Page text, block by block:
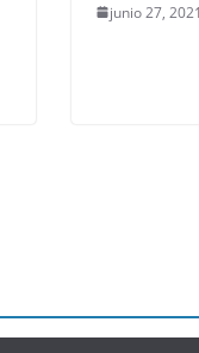
junio 27, 2021